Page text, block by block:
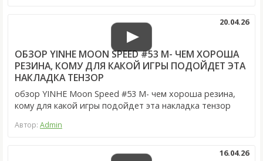
ОБЗОР YINHE MOON SPEED #53 M- ЧЕМ ХОРОША
РЕЗИНА, КОМУ ДЛЯ КАКОЙ ИГРЫ ПОДОЙДЕТ ЭТА
НАКЛАДКА ТЕНЗОР
20.04.26
обзор YINHE Moon Speed #53 M- чем хороша резина,
кому для какой игры подойдет эта накладка тензор
Автор: Admin
16.04.26